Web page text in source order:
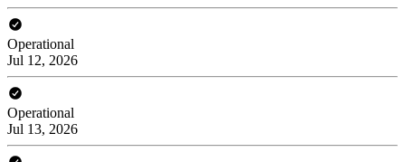
Operational
Jul 12, 2026
Operational
Jul 13, 2026